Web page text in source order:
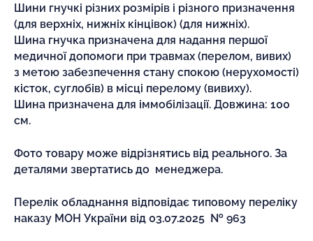
Шини гнучкі різних розмірів і різного призначення
(для верхніх, нижніх кінцівок) (для нижніх).
Шина гнучка призначена для надання першої
медичної допомоги при травмах (перелом, вивих)
з метою забезпечення стану спокою (нерухомості)
кісток, суглобів) в місці перелому (вивиху).
Шина призначена для іммобілізації. Довжина: 100
см.
Фото товару може відрізнятись від реального. За
деталями звертатись до менеджера.
Перелік обладнання відповідає типовому переліку
наказу МОН України від 03.07.2025 № 963